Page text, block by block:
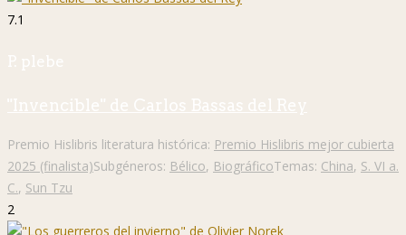
7.1
P. plebe
"Invencible" de Carlos Bassas del Rey
Premio Hislibris literatura histórica: Premio Hislibris mejor cubierta
2025 (finalista)Subgéneros: Bélico, BiográficoTemas: China, S. VI a.
C., Sun Tzu
2